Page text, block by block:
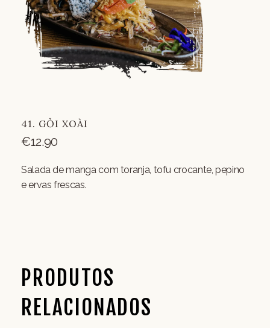
41. GỎI XOÀI
€12.90
Salada de manga com toranja, tofu crocante, pepino
e ervas frescas.
PRODUTOS
RELACIONADOS